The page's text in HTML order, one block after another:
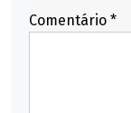
Comentário *